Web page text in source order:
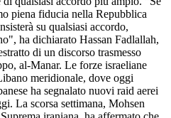
piena fiducia nella Repubblica
su qualsiasi accordo,
ha dichiarato Hassan Fadlallah,
di un discorso trasmesso
al-Manar. Le forze israeliane
meridionale, dove oggi
ha segnalato nuovi raid aerei
La scorsa settimana, Mohsen